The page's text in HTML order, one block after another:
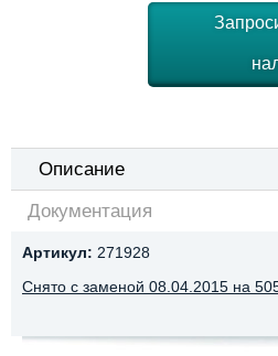
Описание
Документация
Артикул: 271928
Снято с заменой 08.04.2015 на